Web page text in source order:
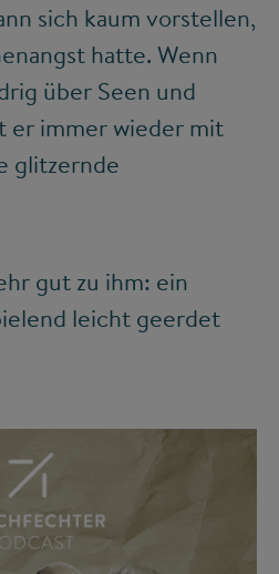
sich kaum vorstellen,
hatte. Wenn
über Seen und
er immer wieder mit
glitzernde
gut zu ihm: ein
leicht geerdet